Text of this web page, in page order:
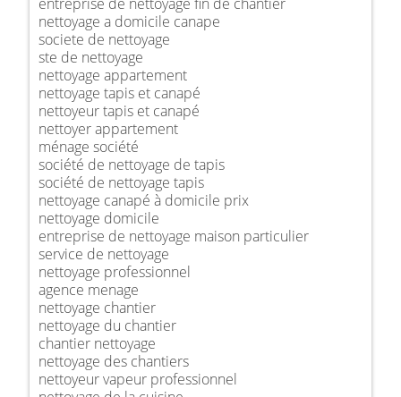
nettoyage a domicile canape
societe de nettoyage
ste de nettoyage
nettoyage appartement
nettoyage tapis et canapé
nettoyeur tapis et canapé
nettoyer appartement
ménage société
société de nettoyage de tapis
société de nettoyage tapis
nettoyage canapé à domicile prix
nettoyage domicile
entreprise de nettoyage maison particulier
service de nettoyage
nettoyage professionnel
agence menage
nettoyage chantier
nettoyage du chantier
chantier nettoyage
nettoyage des chantiers
nettoyeur vapeur professionnel